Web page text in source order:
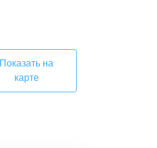
Показать на
карте